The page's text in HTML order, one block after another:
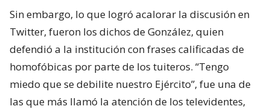
Sin embargo, lo que logró acalorar la discusión en
Twitter, fueron los dichos de González, quien
defendió a la institución con frases calificadas de
homofóbicas por parte de los tuiteros. “Tengo
miedo que se debilite nuestro Ejército”, fue una de
las que más llamó la atención de los televidentes,